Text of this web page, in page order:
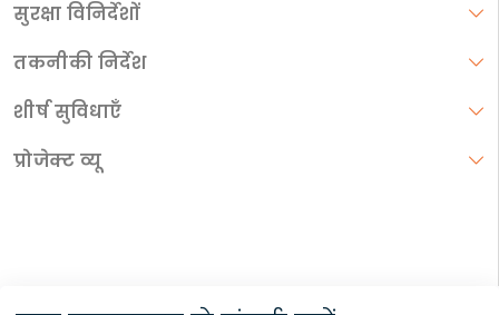
सुरक्षा विनिर्देशों
तकनीकी निर्देश
शीर्ष सुविधाएँ
प्रोजेक्ट व्यू